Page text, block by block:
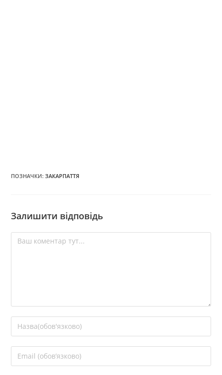
ПОЗНАЧКИ:ЗАКАРПАТТЯ
Залишити відповідь